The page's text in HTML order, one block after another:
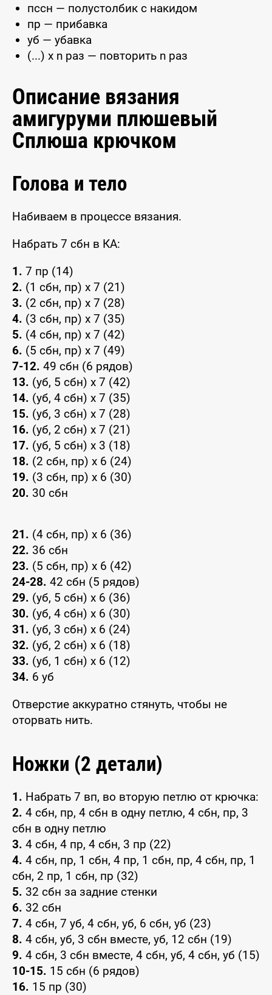
пссн — полустолбик с накидом
пр — прибавка
уб — убавка
(...) x n раз — повторить n раз
Описание вязания
амигуруми плюшевый
Сплюша крючком
Голова и тело
Набиваем в процессе вязания.
Набрать 7 сбн в КА:
1. 7 пр (14)
2. (1 сбн, пр) x 7 (21)
3. (2 сбн, пр) x 7 (28)
4. (3 сбн, пр) x 7 (35)
5. (4 сбн, пр) x 7 (42)
6. (5 сбн, пр) x 7 (49)
7-12. 49 сбн (6 рядов)
13. (уб, 5 сбн) x 7 (42)
14. (уб, 4 сбн) x 7 (35)
15. (уб, 3 сбн) x 7 (28)
16. (уб, 2 сбн) x 7 (21)
17. (уб, 5 сбн) x 3 (18)
18. (2 сбн, пр) x 6 (24)
19. (3 сбн, пр) x 6 (30)
20. 30 сбн
21. (4 сбн, пр) x 6 (36)
22. 36 сбн
23. (5 сбн, пр) x 6 (42)
24-28. 42 сбн (5 рядов)
29. (уб, 5 сбн) x 6 (36)
30. (уб, 4 сбн) x 6 (30)
31. (уб, 3 сбн) x 6 (24)
32. (уб, 2 сбн) x 6 (18)
33. (уб, 1 сбн) x 6 (12)
34. 6 уб
Отверстие аккуратно стянуть, чтобы не
оторвать нить.
Ножки (2 детали)
1. Набрать 7 вп, во вторую петлю от крючка:
2. 4 сбн, пр, 4 сбн в одну петлю, 4 сбн, пр, 3
сбн в одну петлю
3. 4 сбн, 4 пр, 4 сбн, 3 пр (22)
4. 4 сбн, пр, 1 сбн, 4 пр, 1 сбн, пр, 4 сбн, пр, 1
сбн, 2 пр, 1 сбн, пр (32)
5. 32 сбн за задние стенки
6. 32 сбн
7. 4 сбн, 7 уб, 4 сбн, уб, 6 сбн, уб (23)
8. 4 сбн, уб, 3 сбн вместе, уб, 12 сбн (19)
9. 4 сбн, 3 сбн вместе, 4 сбн, уб, 4 сбн, уб (15)
10-15. 15 сбн (6 рядов)
16. 15 пр (30)